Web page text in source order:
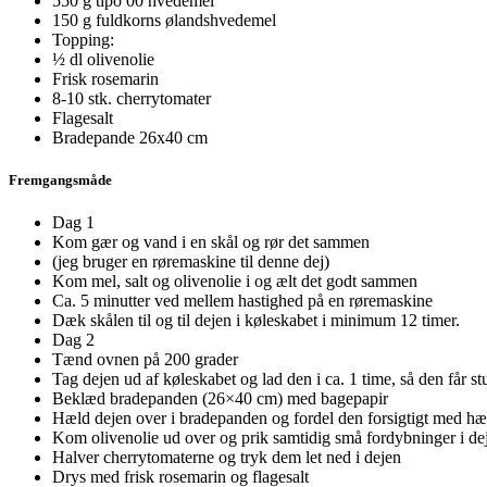
150 g fuldkorns ølandshvedemel
Topping:
½ dl olivenolie
Frisk rosemarin
8-10 stk. cherrytomater
Flagesalt
Bradepande 26x40 cm
Fremgangsmåde
Dag 1
Kom gær og vand i en skål og rør det sammen
(jeg bruger en røremaskine til denne dej)
Kom mel, salt og olivenolie i og ælt det godt sammen
Ca. 5 minutter ved mellem hastighed på en røremaskine
Dæk skålen til og til dejen i køleskabet i minimum 12 timer.
Dag 2
Tænd ovnen på 200 grader
Tag dejen ud af køleskabet og lad den i ca. 1 time, så den får
Beklæd bradepanden (26×40 cm) med bagepapir
Hæld dejen over i bradepanden og fordel den forsigtigt med
Kom olivenolie ud over og prik samtidig små fordybninger i
Halver cherrytomaterne og tryk dem let ned i dejen
Drys med frisk rosemarin og flagesalt